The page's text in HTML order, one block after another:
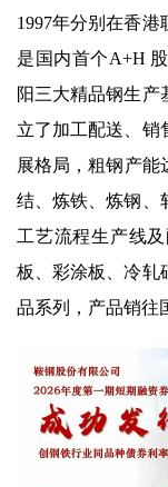
1997年分别在香港
是国内首个A+H
阳三大精品钢生产
立了加工配送、销
展格局，粗钢产能
结、炼铁、炼钢、
工艺流程生产线
板、彩涂板、冷轧
品系列，产品销往